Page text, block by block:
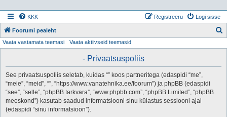
KKK Logi sisse
Registreeru
Foorumi pealeht
Vaata vastamata teemasi Vaata aktiivseid teemasid
- Privaatsuspoliis
See privaatsuspoliis seletab, kuidas “” koos partneritega (edaspidi “me”,
“meie”, “meid”, “”, “https://www.vanatehnika.ee/foorum”) ja phpBB (edaspidi
“see”, “selle”, “phpBB tarkvara”, “www.phpbb.com”, “phpBB Limited”, “phpBB
meeskond”) kasutab saadud informatsiooni sinu külastus sessiooni ajal
(edaspidi “sinu informatsioon”).